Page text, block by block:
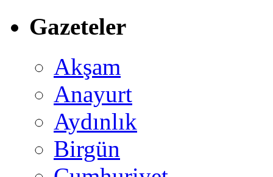
Gazeteler
Akşam
Anayurt
Aydınlık
Birgün